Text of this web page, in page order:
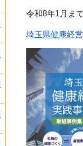
令和8年1月ま
埼玉県健康経